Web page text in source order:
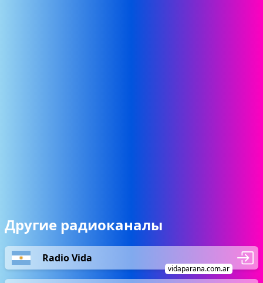
Другие радиоканалы
Radio Vida
vidaparana.com.ar